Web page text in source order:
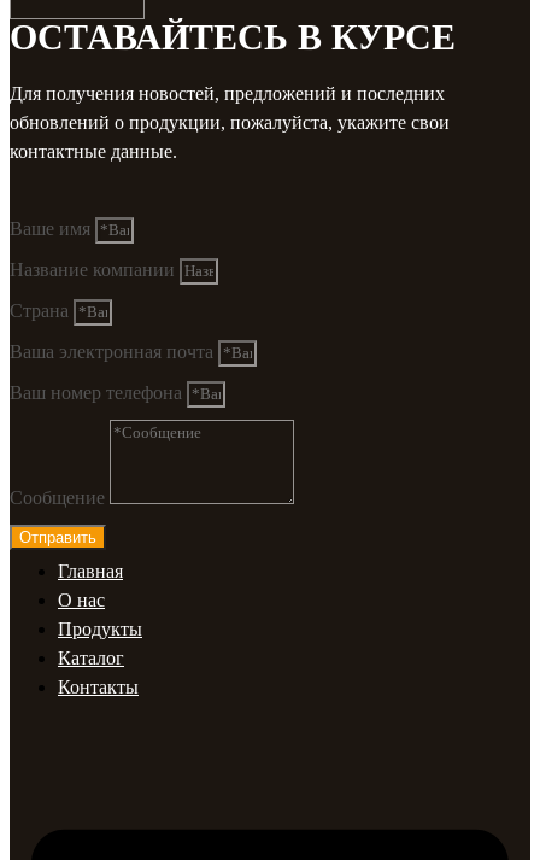
ОСТАВАЙТЕСЬ В КУРСЕ
Для получения новостей, предложений и последних
обновлений о продукции, пожалуйста, укажите свои
контактные данные.
Ваше имя
Название компании
Страна
Ваша электронная почта
Ваш номер телефона
Сообщение
Отправить
Главная
О нас
Продукты
Каталог
Контакты